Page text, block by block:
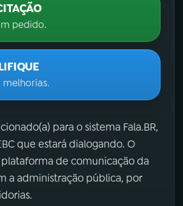
pedido.
melhorias.
para o sistema Fala.BR,
que estará dialogando. O
plataforma de comunicação da
a administração pública, por